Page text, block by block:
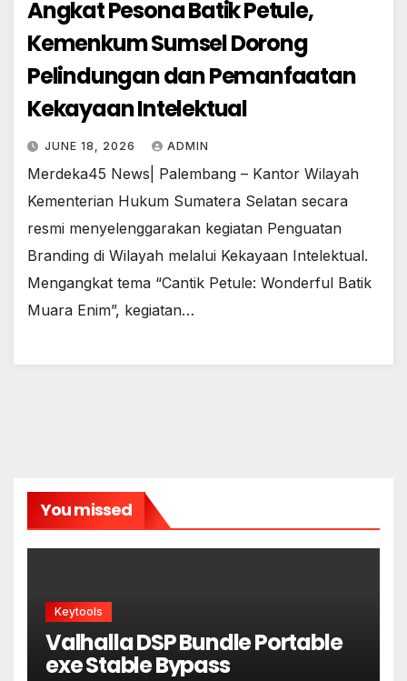
Angkat Pesona Batik Petule,
Kemenkum Sumsel Dorong
Pelindungan dan Pemanfaatan
Kekayaan Intelektual
JUNE 18, 2026 ADMIN
Merdeka45 News| Palembang – Kantor Wilayah
Kementerian Hukum Sumatera Selatan secara
resmi menyelenggarakan kegiatan Penguatan
Branding di Wilayah melalui Kekayaan Intelektual.
Mengangkat tema “Cantik Petule: Wonderful Batik
Muara Enim”, kegiatan…
You missed
Keytools
Valhalla DSP Bundle Portable
exe Stable Bypass